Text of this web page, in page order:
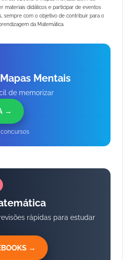
materiais didáticos e participar de eventos
sempre com o objetivo de contribuir para o
da Matemática.
Mentais
de memorizar
→
concursos
rápidas para estudar
→